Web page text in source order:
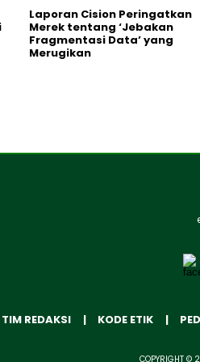
Laporan Cision Peringatkan
Merek tentang ‘Jebakan
Fragmentasi Data’ yang
Merugikan
TIM REDAKSI KODE ETIK
COPYRIGHT ©